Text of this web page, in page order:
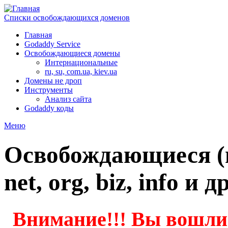
Списки освобождающихся доменов
Главная
Godaddy Service
Освобождающиеся домены
Интернациональные
ru, su, com.ua, kiev.ua
Домены не дроп
Инструменты
Анализ сайта
Godaddy коды
Меню
Освобождающиеся
net, org, biz, info и
Внимание!!! Вы вошли